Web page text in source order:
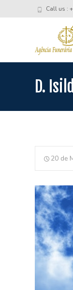
Call us :
D.
20 de